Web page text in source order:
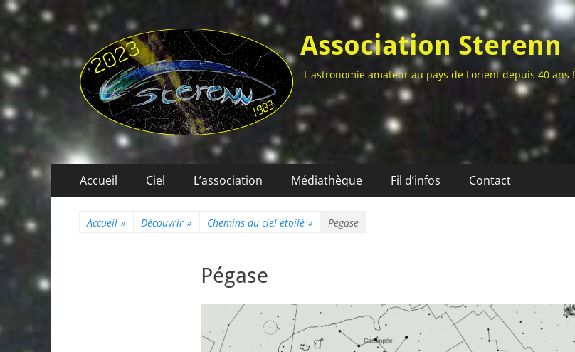
Association Sterenn
L'astronomie amateur au pays de Lorient depuis 40 ans !
Menu
principal
Accueil Ciel L’association Médiathèque Fil d’infos Contact
Accueil » Découvrir » Chemins du ciel étoilé » Pégase
Pégase